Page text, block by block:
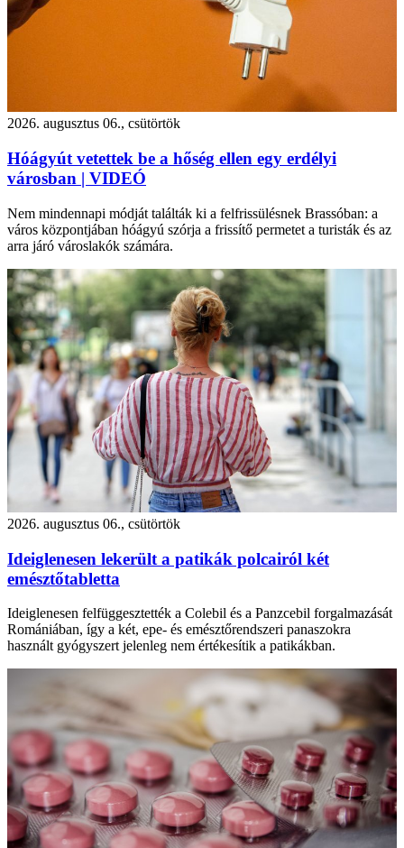
2026. augusztus 06., csütörtök
Hóágyút vetettek be a hőség ellen egy erdélyi
városban | VIDEÓ
Nem mindennapi módját találták ki a felfrissülésnek Brassóban: a
város központjában hóágyú szórja a frissítő permetet a turisták és az
arra járó városlakók számára.
2026. augusztus 06., csütörtök
Ideiglenesen lekerült a patikák polcairól két
emésztőtabletta
Ideiglenesen felfüggesztették a Colebil és a Panzcebil forgalmazását
Romániában, így a két, epe- és emésztőrendszeri panaszokra
használt gyógyszert jelenleg nem értékesítik a patikákban.